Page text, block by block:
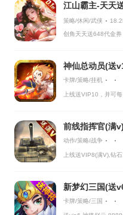
江山霸主-天天
策略/休闲/武侠
创角天天送648代金
神仙总动员(送
卡牌/策略/挂机
上线送VIP10，并可
前线指挥官(满v)
动作/策略/战争
上线送VIP8(满V),钻
新梦幻三国(送
卡牌/策略/三国